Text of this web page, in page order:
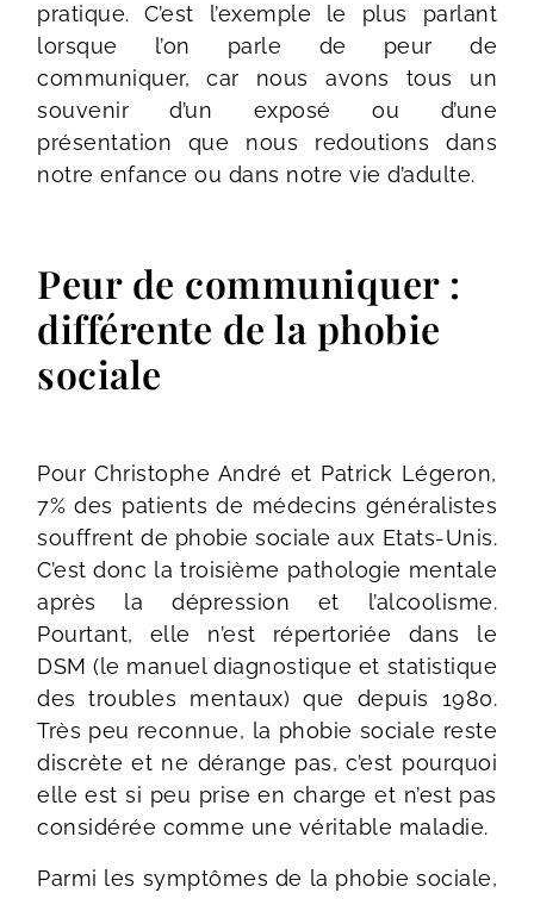
pratique. C’est l’exemple le plus parlant
lorsque l’on parle de peur de
communiquer, car nous avons tous un
souvenir d’un exposé ou d’une
présentation que nous redoutions dans
notre enfance ou dans notre vie d’adulte.
Peur de communiquer :
différente de la phobie
sociale
Pour Christophe André et Patrick Légeron,
7% des patients de médecins généralistes
souffrent de phobie sociale aux Etats-Unis.
C’est donc la troisième pathologie mentale
après la dépression et l’alcoolisme.
Pourtant, elle n’est répertoriée dans le
DSM (le manuel diagnostique et statistique
des troubles mentaux) que depuis 1980.
Très peu reconnue, la phobie sociale reste
discrète et ne dérange pas, c’est pourquoi
elle est si peu prise en charge et n’est pas
considérée comme une véritable maladie.
Parmi les symptômes de la phobie sociale,